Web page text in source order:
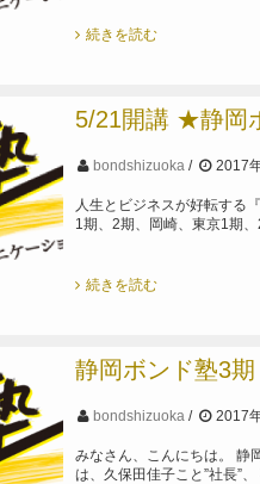
続きを読む
5/21開講 ★静岡
bondshizuoka 2017
人生とビジネスが好転する
1期、2期、岡崎、東京1期
続きを読む
静岡ボンド塾3期
bondshizuoka 2017
みなさん、こんにちは。 静
は、久保田佳子こと”社長”